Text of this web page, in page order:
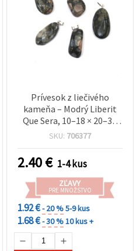
Prívesok z liečivého
kameňa – Modrý Liberit
Que Sera, 10–18 × 20–30
mm (mix veľkostí)
SKU: 706377
2.40€ 1-4 kus
ZĽAVY
PRE MNOŽSTVO
1.92 €- 20 %5-9 kus
1.68 €- 30 %10 kus +